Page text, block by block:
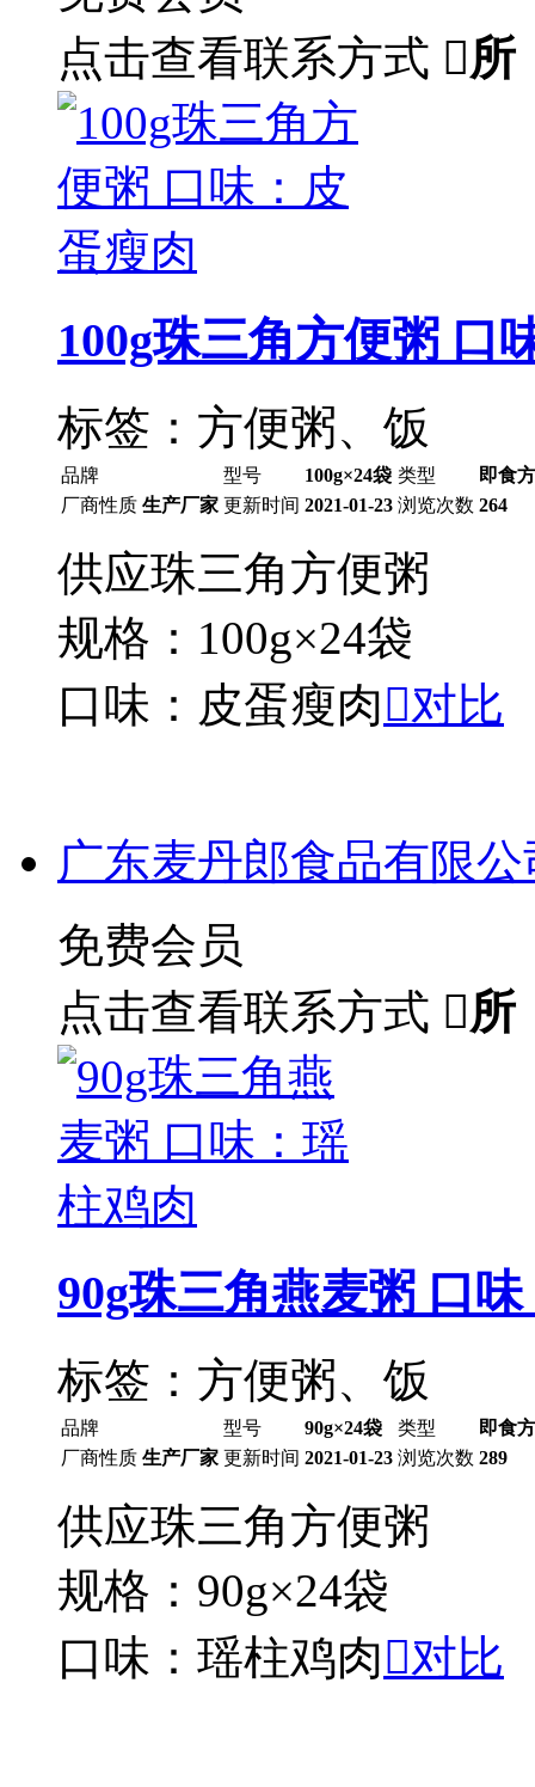
点击查看联系方式 所
100g珠三角方便粥 口
标签：方便粥、饭
品牌 型号 100g×24袋 类型
即食
厂商性质 生产厂家 更新时间 2021-01-23 浏览次数 264
供应珠三角方便粥
规格：100g×24袋
口味：皮蛋瘦肉对比
广东麦丹郎食品有限公
免费会员
点击查看联系方式 所
90g珠三角燕麦粥 口
标签：方便粥、饭
品牌 型号 90g×24袋 类型
即食
厂商性质 生产厂家 更新时间 2021-01-23 浏览次数 289
供应珠三角方便粥
规格：90g×24袋
口味：瑶柱鸡肉对比